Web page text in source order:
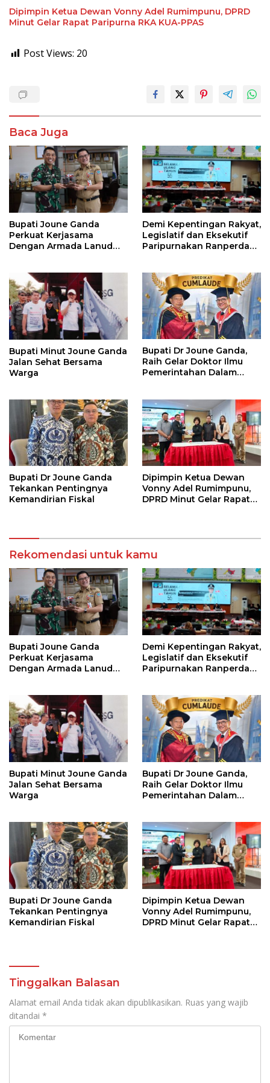
Dipimpin Ketua Dewan Vonny Adel Rumimpunu, DPRD
Minut Gelar Rapat Paripurna RKA KUA-PPAS
Post Views: 20
Baca Juga
Bupati Joune Ganda
Perkuat Kerjasama
Dengan Armada Lanud
Demi Kepentingan Rakyat,
Legislatif dan Eksekutif
Paripurnakan Ranperda
Bupati Minut Joune Ganda
Jalan Sehat Bersama
Warga
Bupati Dr Joune Ganda,
Raih Gelar Doktor Ilmu
Pemerintahan Dalam
Bupati Dr Joune Ganda
Tekankan Pentingnya
Kemandirian Fiskal
Dipimpin Ketua Dewan
Vonny Adel Rumimpunu,
DPRD Minut Gelar Rapat
Rekomendasi untuk kamu
Bupati Joune Ganda
Perkuat Kerjasama
Dengan Armada Lanud
Demi Kepentingan Rakyat,
Legislatif dan Eksekutif
Paripurnakan Ranperda
Bupati Minut Joune Ganda
Jalan Sehat Bersama
Warga
Bupati Dr Joune Ganda,
Raih Gelar Doktor Ilmu
Pemerintahan Dalam
Bupati Dr Joune Ganda
Tekankan Pentingnya
Kemandirian Fiskal
Dipimpin Ketua Dewan
Vonny Adel Rumimpunu,
DPRD Minut Gelar Rapat
Tinggalkan Balasan
Alamat email Anda tidak akan dipublikasikan. Ruas yang wajib
ditandai *